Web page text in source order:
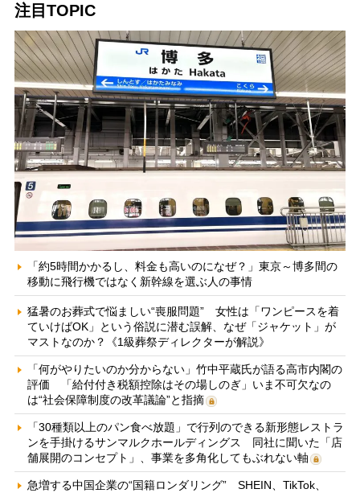
注目TOPIC
「約5時間かかるし、料金も高いのになぜ？」東京～博多間の
移動に飛行機ではなく新幹線を選ぶ人の事情
猛暑のお葬式で悩ましい“喪服問題” 女性は「ワンピースを着
ていけばOK」という俗説に潜む誤解、なぜ「ジャケット」が
マストなのか？《1級葬祭ディレクターが解説》
「何がやりたいのか分からない」竹中平蔵氏が語る高市内閣の
評価 「給付付き税額控除はその場しのぎ」いま不可欠なの
は“社会保障制度の改革議論”と指摘
「30種類以上のパン食べ放題」で行列のできる新形態レストラ
ンを手掛けるサンマルクホールディングス 同社に聞いた「店
舗展開のコンセプト」、事業を多角化してもぶれない軸
急増する中国企業の“国籍ロンダリング” SHEIN、TikTok、